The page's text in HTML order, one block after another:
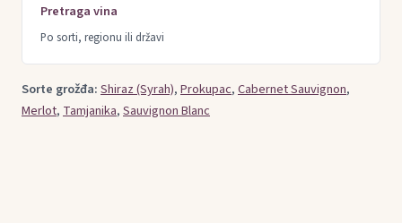
Pretraga vina
Po sorti, regionu ili državi
Sorte grožđa:Shiraz (Syrah),Prokupac,Cabernet Sauvignon,
Merlot, Tamjanika,Sauvignon Blanc